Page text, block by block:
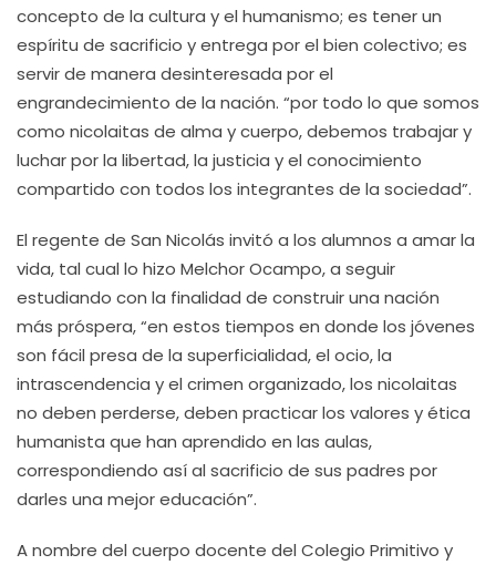
concepto de la cultura y el humanismo; es tener un
espíritu de sacrificio y entrega por el bien colectivo; es
servir de manera desinteresada por el
engrandecimiento de la nación. “por todo lo que somos
como nicolaitas de alma y cuerpo, debemos trabajar y
luchar por la libertad, la justicia y el conocimiento
compartido con todos los integrantes de la sociedad”.
El regente de San Nicolás invitó a los alumnos a amar la
vida, tal cual lo hizo Melchor Ocampo, a seguir
estudiando con la finalidad de construir una nación
más próspera, “en estos tiempos en donde los jóvenes
son fácil presa de la superficialidad, el ocio, la
intrascendencia y el crimen organizado, los nicolaitas
no deben perderse, deben practicar los valores y ética
humanista que han aprendido en las aulas,
correspondiendo así al sacrificio de sus padres por
darles una mejor educación”.
A nombre del cuerpo docente del Colegio Primitivo y